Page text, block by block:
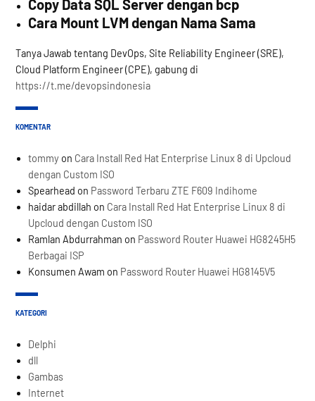
Copy Data SQL Server dengan bcp
Cara Mount LVM dengan Nama Sama
Tanya Jawab tentang DevOps, Site Reliability Engineer (SRE),
Cloud Platform Engineer (CPE), gabung di
https://t.me/devopsindonesia
KOMENTAR
tommy on Cara Install Red Hat Enterprise Linux 8 di Upcloud
dengan Custom ISO
Spearhead on Password Terbaru ZTE F609 Indihome
haidar abdillah on Cara Install Red Hat Enterprise Linux 8 di
Upcloud dengan Custom ISO
Ramlan Abdurrahman on Password Router Huawei HG8245H5
Berbagai ISP
Konsumen Awam on Password Router Huawei HG8145V5
KATEGORI
Delphi
dll
Gambas
Internet